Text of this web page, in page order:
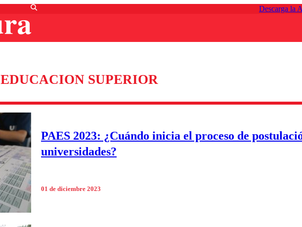
Descarga la
EDUCACION SUPERIOR
PAES 2023: ¿Cuándo inicia el proceso de
universidades?
01 de diciembre 2023